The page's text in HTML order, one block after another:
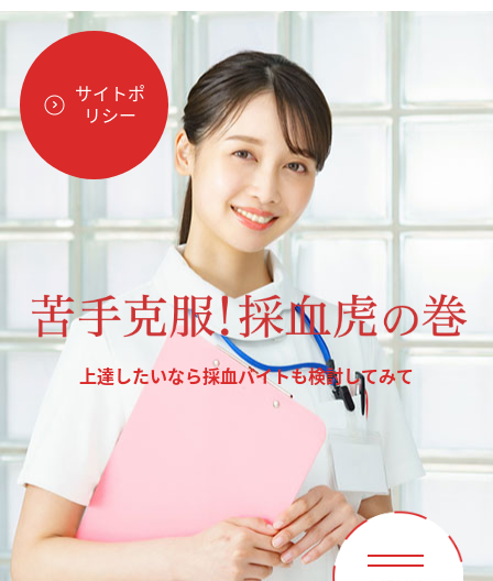
サイトポ
リシー
上達したいなら採血バイトも検討してみて